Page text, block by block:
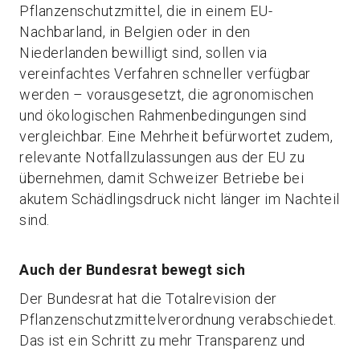
Pflanzenschutzmittel, die in einem EU-
Nachbarland, in Belgien oder in den
Niederlanden bewilligt sind, sollen via
vereinfachtes Verfahren schneller verfügbar
werden – vorausgesetzt, die agronomischen
und ökologischen Rahmenbedingungen sind
vergleichbar. Eine Mehrheit befürwortet zudem,
relevante Notfallzulassungen aus der EU zu
übernehmen, damit Schweizer Betriebe bei
akutem Schädlingsdruck nicht länger im Nachteil
sind.
Auch der Bundesrat bewegt sich
Der Bundesrat hat die Totalrevision der
Pflanzenschutzmittelverordnung verabschiedet.
Das ist ein Schritt zu mehr Transparenz und